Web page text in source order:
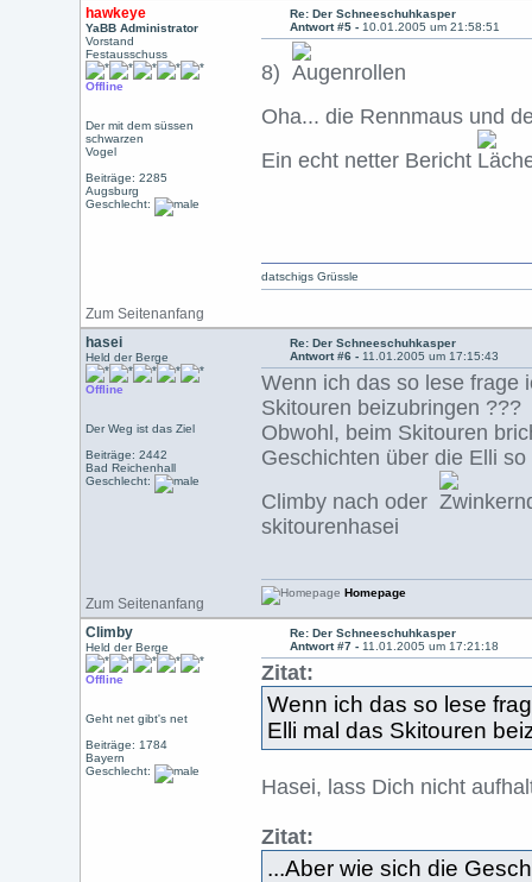
hawkeye
YaBB Administrator
Vorstand
Festausschuss
Offline
Der mit dem süssen
schwarzen
Vogel
Beiträge: 2285
Augsburg
Geschlecht:
Re: Der Schneeschuhkasper
Antwort #5 - 10.01.2005 um 21:58:51
8)
Oha... die Rennmaus und
Ein echt netter Bericht
Zum Seitenanfang
datschigs Grüssle
hasei
Held der Berge
Offline
Der Weg ist das Ziel
Beiträge: 2442
Bad Reichenhall
Geschlecht:
Re: Der Schneeschuhkasper
Antwort #6 - 11.01.2005 um 17:15:43
Wenn ich das so lese frage
Skitouren beizubringen ???
Obwohl, beim Skitouren
Geschichten über die Elli
Climby nach oder
skitourenhasei
Zum Seitenanfang
Homepage
Climby
Held der Berge
Offline
Geht net gibt's net
Beiträge: 1784
Bayern
Geschlecht:
Re: Der Schneeschuhkasper
Antwort #7 - 11.01.2005 um 17:21:18
Zitat:
Wenn ich das so lese
Elli mal das Skitouren
Hasei, lass Dich nicht
Zitat:
...Aber wie sich die